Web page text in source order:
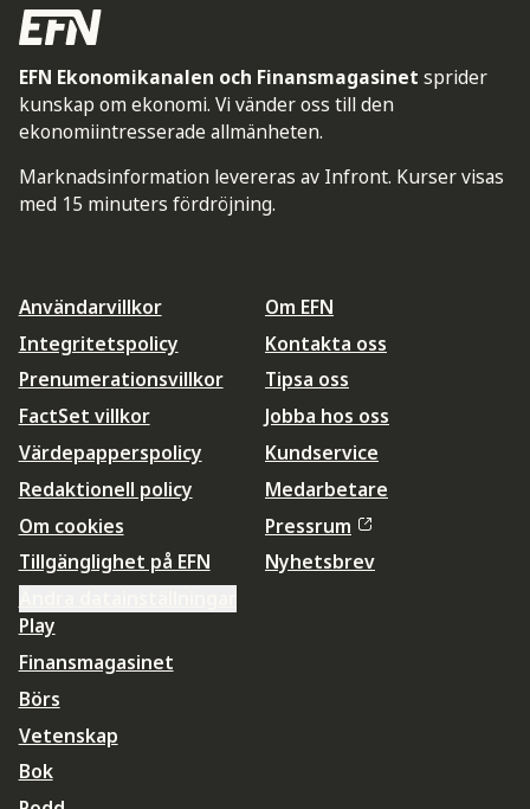
EFN Ekonomikanalen och Finansmagasinet sprider
kunskap om ekonomi. Vi vänder oss till den
ekonomiintresserade allmänheten.
Marknadsinformation levereras av Infront. Kurser visas
med 15 minuters fördröjning.
Användarvillkor
Integritetspolicy
Prenumerationsvillkor
FactSet villkor
Värdepapperspolicy
Redaktionell policy
Om cookies
Tillgänglighet på EFN
Om EFN
Kontakta oss
Tipsa oss
Jobba hos oss
Kundservice
Medarbetare
Pressrum
Nyhetsbrev
Play
Finansmagasinet
Börs
Vetenskap
Bok